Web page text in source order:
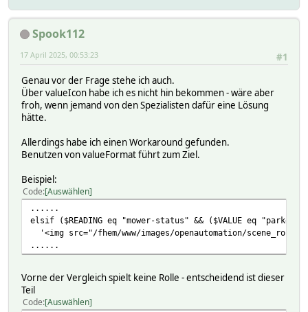
Spook112
#1
17 April 2025, 00:53:23
Genau vor der Frage stehe ich auch.
Über valueIcon habe ich es nicht hin bekommen - wäre aber
froh, wenn jemand von den Spezialisten dafür eine Lösung
hätte.
Allerdings habe ich einen Workaround gefunden.
Benutzen von valueFormat führt zum Ziel.
Beispiel:
Code Auswählen
......
elsif ($READING eq "mower-status" && ($VALUE eq
'<img src="/fhem/www/images/openautomation/
......
Vorne der Vergleich spielt keine Rolle - entscheidend ist dieser
Teil
Code Auswählen